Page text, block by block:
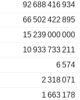
92 688 416 934
66 502 422 895
15 239 000 000
10 933 733 211
6 574
2 318 071
1 663 178